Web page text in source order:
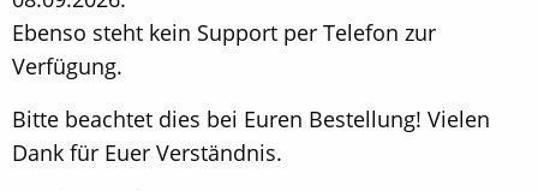
Ebenso steht kein Support per Telefon zur
Verfügung.
Bitte beachtet dies bei Euren Bestellung! Vielen
Dank für Euer Verständnis.